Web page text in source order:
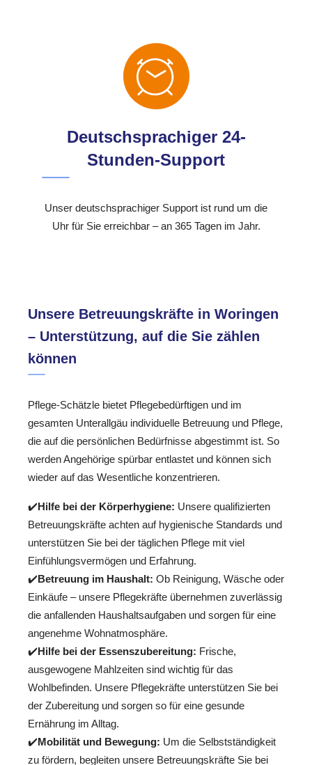
Deutschsprachiger 24-
Stunden-Support
Unser deutschsprachiger Support ist rund um die
Uhr für Sie erreichbar – an 365 Tagen im Jahr.
Unsere Betreuungskräfte in Woringen
– Unterstützung, auf die Sie zählen
können
Pflege-Schätzle bietet Pflegebedürftigen und im
gesamten Unterallgäu individuelle Betreuung und Pflege,
die auf die persönlichen Bedürfnisse abgestimmt ist. So
werden Angehörige spürbar entlastet und können sich
wieder auf das Wesentliche konzentrieren.
✔️Hilfe bei der Körperhygiene: Unsere qualifizierten
Betreuungskräfte achten auf hygienische Standards und
unterstützen Sie bei der täglichen Pflege mit viel
Einfühlungsvermögen und Erfahrung.
✔️Betreuung im Haushalt: Ob Reinigung, Wäsche oder
Einkäufe – unsere Pflegekräfte übernehmen zuverlässig
die anfallenden Haushaltsaufgaben und sorgen für eine
angenehme Wohnatmosphäre.
✔️Hilfe bei der Essenszubereitung: Frische,
ausgewogene Mahlzeiten sind wichtig für das
Wohlbefinden. Unsere Pflegekräfte unterstützen Sie bei
der Zubereitung und sorgen so für eine gesunde
Ernährung im Alltag.
✔️Mobilität und Bewegung: Um die Selbstständigkeit
zu fördern, begleiten unsere Betreuungskräfte Sie bei